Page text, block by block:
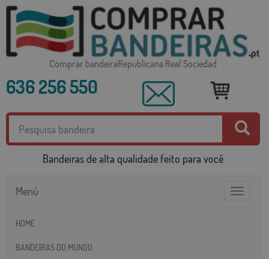
Comprar bandeiraRepublicana Real Sociedad
636 256 550
Bandeiras de alta qualidade feito para você
Toggle
Menú
HOME
BANDEIRAS DO MUNDO